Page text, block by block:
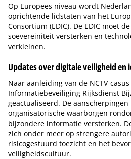
Op Europees niveau wordt
oprichtende lidstaten van het
Consortium (EDIC). De EDIC moet
soevereiniteit versterken en
verkleinen.
Updates over digitale veiligheid
Naar aanleiding van de NCTV-
Informatiebeveiliging Rijksdienst
geactualiseerd. De
organisatorische waarborgen
bijzondere informatie versterken.
zich onder meer op strengere
risicogestuurd toezicht en het
veiligheidscultuur.